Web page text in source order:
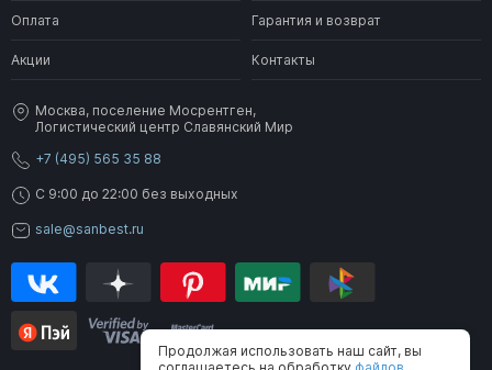
Оплата Гарантия и возврат
Акции Контакты
Москва, поселение Мосрентген,
Логистический центр Славянский Мир
+7 (495) 565 35 88
C 9:00 до 22:00 без выходных
sale@sanbest.ru
Продолжая использовать наш сайт, вы